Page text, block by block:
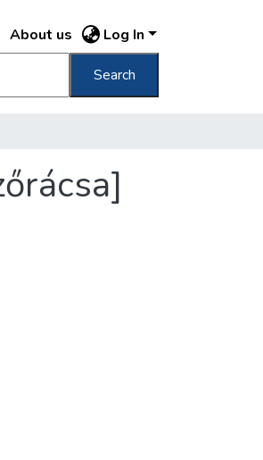
About us Log In
Search